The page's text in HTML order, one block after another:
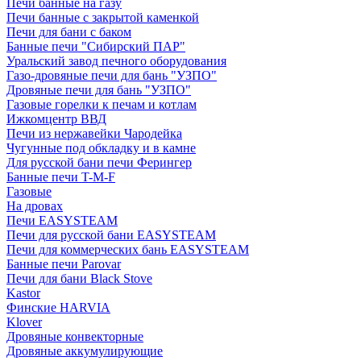
Печи банные на газу
Печи банные с закрытой каменкой
Печи для бани с баком
Банные печи "Сибирский ПАР"
Уральский завод печного оборудования
Газо-дровяные печи для бань "УЗПО"
Дровяные печи для бань "УЗПО"
Газовые горелки к печам и котлам
Ижкомцентр ВВД
Печи из нержавейки Чародейка
Чугунные под обкладку и в камне
Для русской бани печи Ферингер
Банные печи T-M-F
Газовые
На дровах
Печи EASYSTEAM
Печи для русской бани EASYSTEAM
Печи для коммерческих бань EASYSTEAM
Банные печи Parovar
Печи для бани Black Stove
Kastor
Финские HARVIA
Klover
Дровяные конвекторные
Дровяные аккумулирующие